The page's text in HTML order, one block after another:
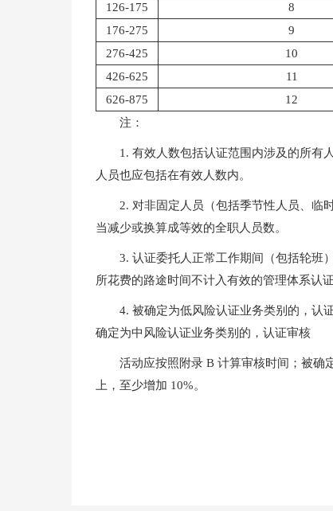
126-175
8
176-275
9
276-425
10
426-625
11
626-875
12
注：
1. 有效人数包括认证范围内涉及的所有
人员也应包括在有效人数内。
2. 对非固定人员（包括季节性人员、临
当减少或换算成等效的全职人员数。
3. 认证委托人正常工作期间（包括轮班
所花费的路途时间不计入有效的管理体系认
4. 被确定为低风险认证业务类别的，认
确定为中风险认证业务类别的，认证审核
活动应按照附录 B 计算审核时间；被确
上，至少增加 10%。